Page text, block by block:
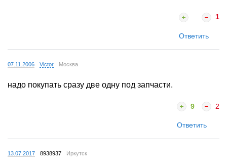
1
Ответить
07.11.2006 Victor Москва
надо покупать сразу две одну под запчасти.
9 2
Ответить
13.07.2017 8938937 Иркутск